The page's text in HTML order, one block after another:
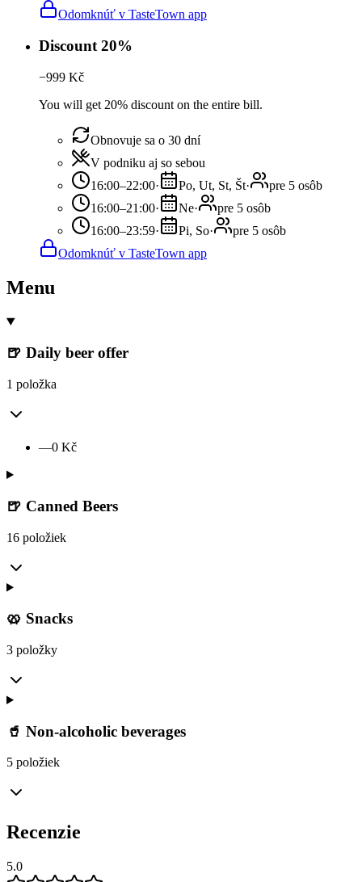
Odomknúť v TasteTown app
Discount 20%
−999 Kč
You will get 20% discount on the entire bill.
Obnovuje sa o 30 dní
V podniku aj so sebou
16:00–22:00· Po, Ut, St, Št·
pre 5 osôb
16:00–21:00· Ne·
pre 5 osôb
16:00–23:59· Pi, So·
pre 5 osôb
Odomknúť v TasteTown app
Menu
🍺 Daily beer offer
1 položka
—0 Kč
🍺 Canned Beers
16 položiek
🥨 Snacks
3 položky
🥤 Non-alcoholic beverages
5 položiek
Recenzie
5.0